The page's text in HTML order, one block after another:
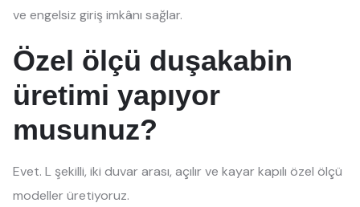
ve engelsiz giriş imkânı sağlar.
Özel ölçü duşakabin
üretimi yapıyor
musunuz?
Evet. L şekilli, iki duvar arası, açılır ve kayar kapılı özel ölçü
modeller üretiyoruz.